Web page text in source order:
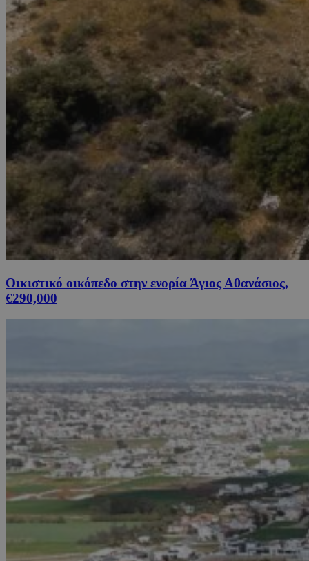
Οικιστικό οικόπεδο στην ενορία Άγιος Αθανάσιος,
€290,000